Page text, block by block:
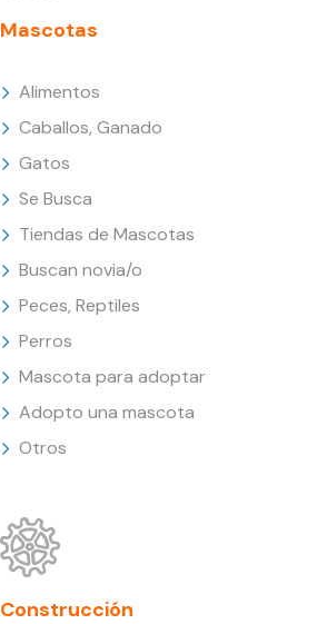
Mascotas
Alimentos
Caballos, Ganado
Gatos
Se Busca
Tiendas de Mascotas
Buscan novia/o
Peces, Reptiles
Perros
Mascota para adoptar
Adopto una mascota
Otros
Construcción